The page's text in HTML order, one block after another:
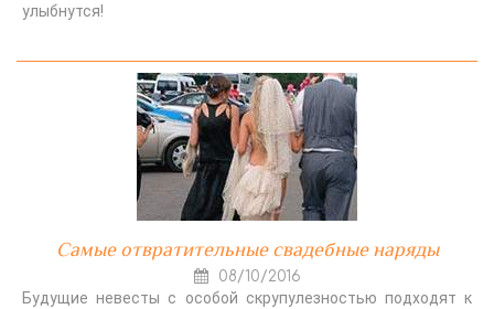
улыбнутся!
Самые отвратительные свадебные наряды
08/10/2016
Будущие невесты с особой скрупулезностью подходят к